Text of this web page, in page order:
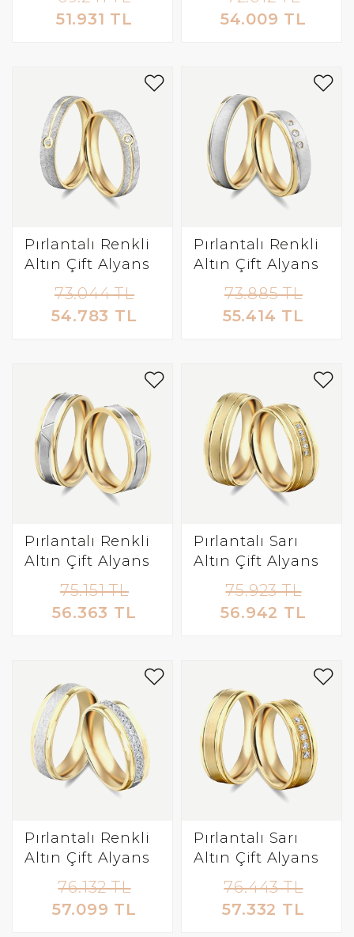
51.931 TL
54.009 TL
Pırlantalı Renkli
Altın Çift Alyans
73.044 TL
54.783 TL
Pırlantalı Renkli
Altın Çift Alyans
73.885 TL
55.414 TL
Pırlantalı Renkli
Altın Çift Alyans
75.151 TL
56.363 TL
Pırlantalı Sarı
Altın Çift Alyans
75.923 TL
56.942 TL
Pırlantalı Renkli
Altın Çift Alyans
76.132 TL
57.099 TL
Pırlantalı Sarı
Altın Çift Alyans
76.443 TL
57.332 TL